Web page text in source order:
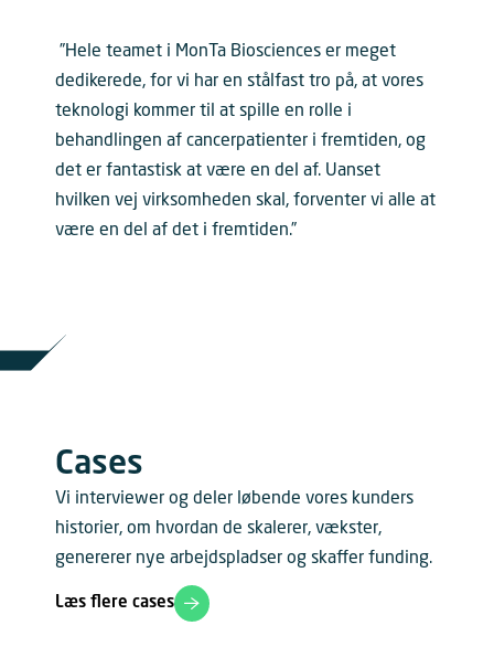
”Hele teamet i MonTa Biosciences er meget
dedikerede, for vi har en stålfast tro på, at vores
teknologi kommer til at spille en rolle i
behandlingen af cancerpatienter i fremtiden, og
det er fantastisk at være en del af. Uanset
hvilken vej virksomheden skal, forventer vi alle at
være en del af det i fremtiden.”
Cases
Vi interviewer og deler løbende vores kunders
historier, om hvordan de skalerer, vækster,
genererer nye arbejdspladser og skaffer funding.
Læs flere cases